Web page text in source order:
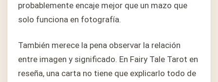
probablemente encaje mejor que un mazo que
solo funciona en fotografía.
También merece la pena observar la relación
entre imagen y significado. En Fairy Tale Tarot en
reseña, una carta no tiene que explicarlo todo de